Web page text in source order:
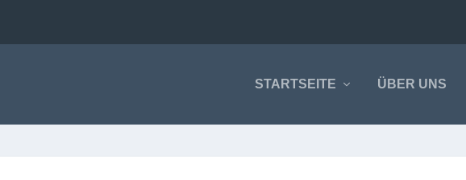
STARTSEITE ÜBER UNS